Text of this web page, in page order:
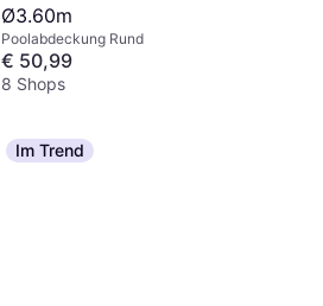
Ø3.60m
Poolabdeckung Rund
€ 50,99
8 Shops
Im Trend